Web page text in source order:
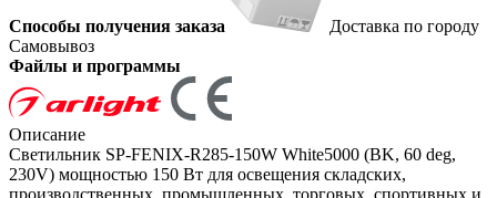
Способы получения заказа
Доставка по городу
Самовывоз
Файлы и программы
Описание
Светильник SP-FENIX-R285-150W White5000 (BK, 60 deg,
230V) мощностью 150 Вт для освещения складских,